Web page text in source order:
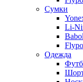
Сумки
Li-
Одежда